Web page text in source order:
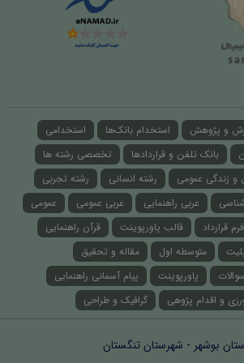
و پژوهش استخدام بانک‌ها
استخدامی
بانک تلفن و قراردادها
تخصصی رشته ها
و زندگی عمومی رشته انسانی
رشته تجربی
عربی راهنمایی عربی عمومی
عمومی
فرم قرارداد قالب پاورپوینت
قرآن راهنمایی
متوسطه اول
مقاله و تحقیق
پاورپوینت
پیام آسمانی راهنمایی
و اقدام پژوهی گرافیک و طراحی
بوشهر - شهرستان تنگستان